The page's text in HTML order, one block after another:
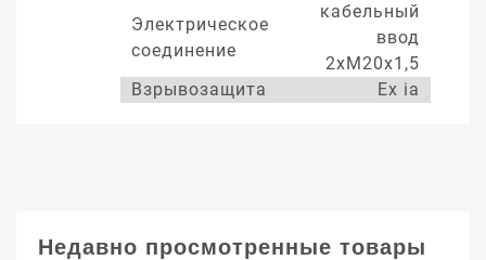
Электрическое
соединение
кабельный
ввод
2хМ20х1,5
Взрывозащита
Ex ia
Недавно просмотренные товары